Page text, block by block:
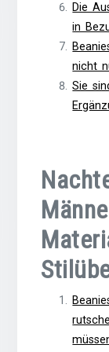
Die
in
nicht
Sie